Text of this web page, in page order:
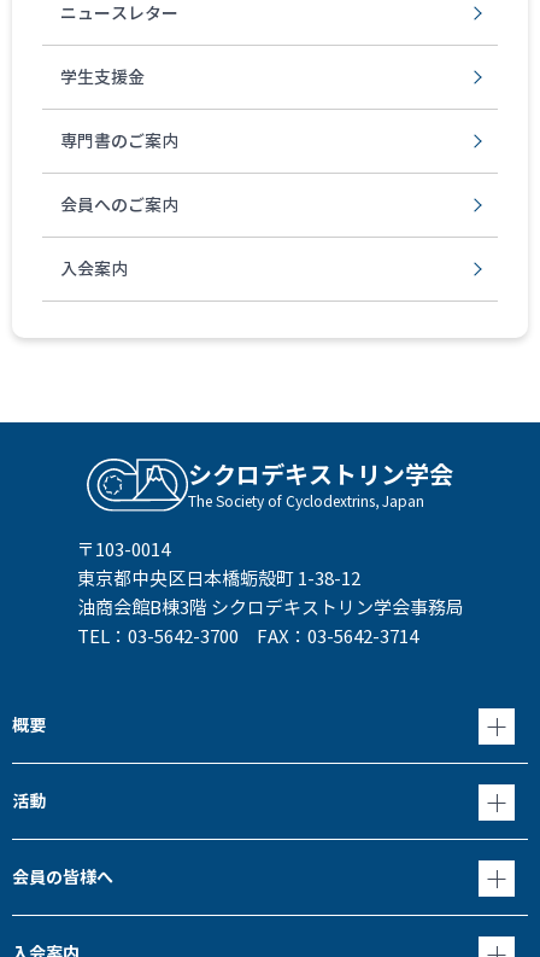
ニュースレター
学生支援金
専門書のご案内
会員へのご案内
入会案内
シクロデキストリン学会
The Society of Cyclodextrins, Japan
〒103-0014
東京都中央区日本橋蛎殻町 1-38-12
油商会館B棟3階 シクロデキストリン学会事務局
TEL：03-5642-3700 FAX：03-5642-3714
概要
活動
会員の皆様へ